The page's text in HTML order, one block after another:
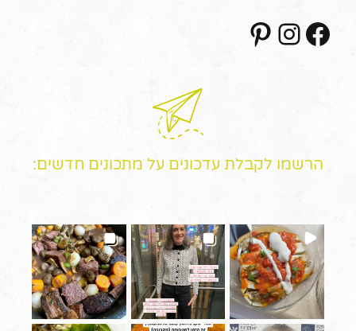
Facebook
Instagram
הרשמו לקבלת עדכונים על מתכונים חדשים: